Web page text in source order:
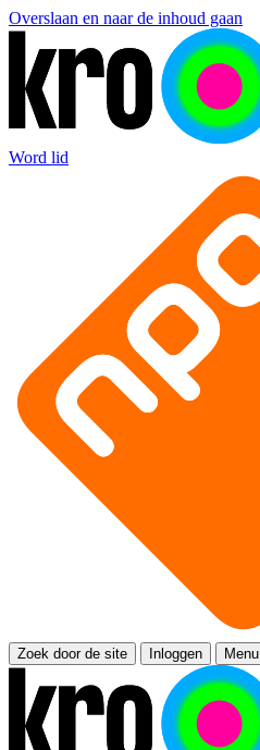
Overslaan en naar de inhoud gaan
Word lid
Zoek door de site Inloggen Menu